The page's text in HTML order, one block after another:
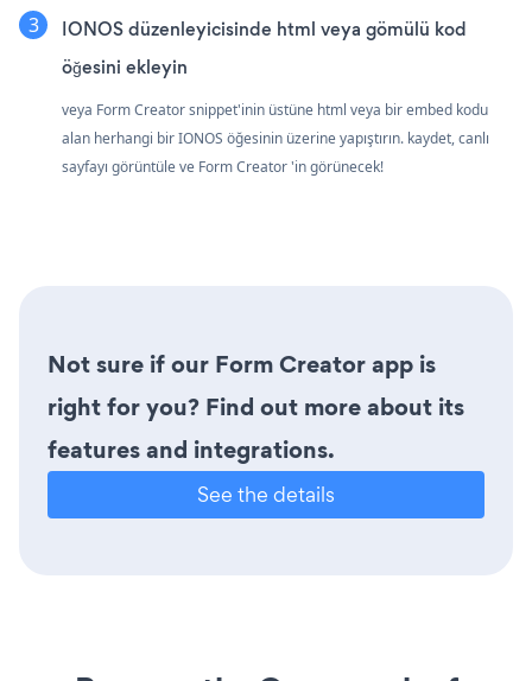
IONOS düzenleyicisinde html veya gömülü kod
öğesini ekleyin
veya Form Creator snippet'inin üstüne html veya bir embed kodu
alan herhangi bir IONOS öğesinin üzerine yapıştırın. kaydet, canlı
sayfayı görüntüle ve Form Creator 'in görünecek!
Not sure if our Form Creator app is
right for you? Find out more about its
features and integrations.
See the details